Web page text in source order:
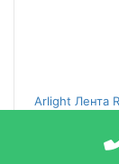
Arlight Лента
2835, 50m)